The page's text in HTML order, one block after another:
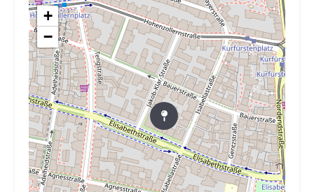
+
−